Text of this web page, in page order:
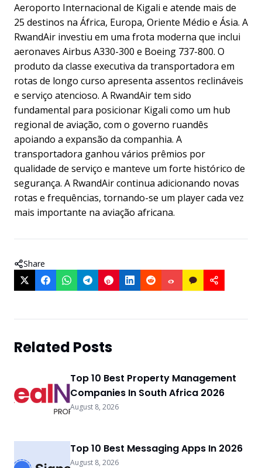
Aeroporto Internacional de Kigali e atende mais de
25 destinos na África, Europa, Oriente Médio e Ásia. A
RwandAir investiu em uma frota moderna que inclui
aeronaves Airbus A330-300 e Boeing 737-800. O
produto da classe executiva da transportadora em
rotas de longo curso apresenta assentos reclináveis
e serviço atencioso. A RwandAir tem sido
fundamental para posicionar Kigali como um hub
regional de aviação, com o governo ruandês
apoiando a expansão da companhia. A
transportadora ganhou vários prêmios por
qualidade de serviço e manteve um forte histórico de
segurança. A RwandAir continua adicionando novas
rotas e frequências, tornando-se um player cada vez
mais importante na aviação africana.
Share
Related Posts
Top 10 Best Property Management
Companies In South Africa 2026
August 8, 2026
Top 10 Best Messaging Apps In 2026
August 8, 2026